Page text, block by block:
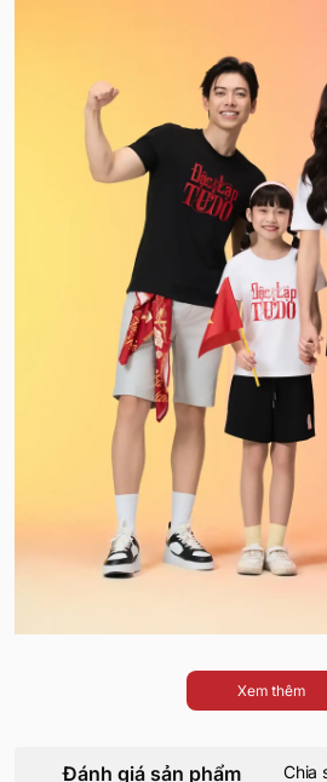
Xem thêm
Đánh giá sản phẩm
Chia